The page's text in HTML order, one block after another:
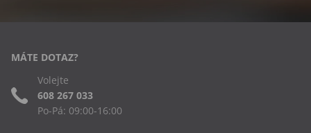
MÁTE DOTAZ?
Volejte
608 267 033
Po-Pá: 09:00-16:00